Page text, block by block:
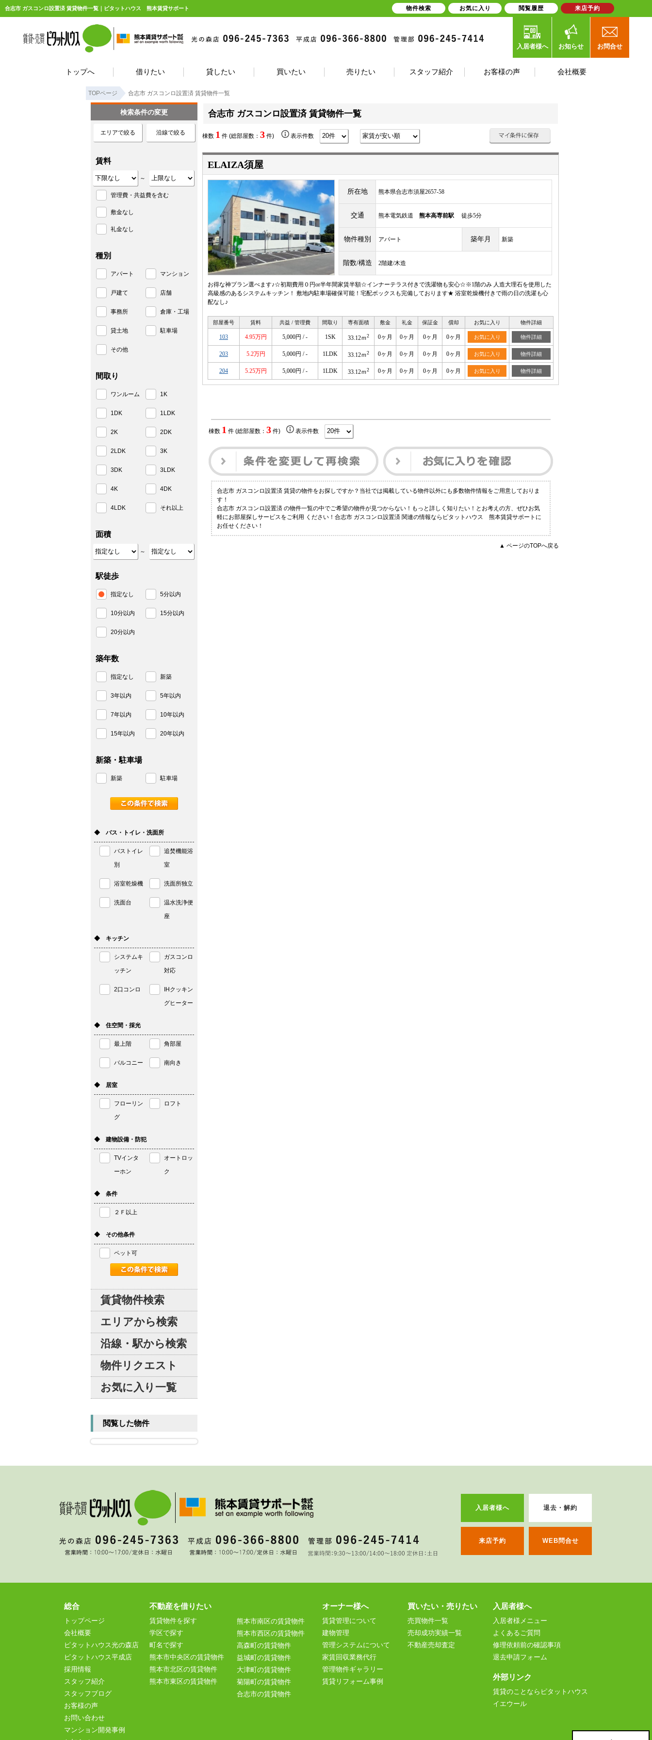
合志市 ガスコンロ設置済 賃貸物件一覧｜ピタットハウス 熊本賃貸サポート
入居者様へ お知らせ お問合せ
トップへ 借りたい 貸したい 買いたい 売りたい スタッフ紹介 お客様の声 会社概要
TOPページ 合志市 ガスコンロ設置済 賃貸物件一覧
合志市 ガスコンロ設置済 賃貸物件一覧
棟数 1 件 (総部屋数： 3 件) 表示件数
ELAIZA須屋
所在地 熊本県合志市須屋2657-58
交通 熊本電気鉄道 熊本高専前駅 徒歩5分
物件種別 アパート 築年月 新築
階数/構造 2階建/木造
お得な神プラン選べます♪☆初期費用０円or半年間家賃半額☆インナーテラス付きで洗濯物も安心☆※1階のみ 人造大理石を使用した
高級感のあるシステムキッチン！ 敷地内駐車場確保可能！宅配ボックスも完備しております★ 浴室乾燥機付きで雨の日の洗濯も心
配なし♪
部屋番号 賃料 共益 / 管理費 間取り 専有面積 敷金 礼金 保証金 償却 お気に入り 物件詳細
103 4.95万円 5,000円 / - 1SK 33.12ｍ2 0ヶ月 0ヶ月 0ヶ月 0ヶ月 お気に入り 物件詳細
203 5.2万円 5,000円 / - 1LDK 33.12ｍ2 0ヶ月 0ヶ月 0ヶ月 0ヶ月 お気に入り 物件詳細
204 5.25万円 5,000円 / - 1LDK 33.12ｍ2 0ヶ月 0ヶ月 0ヶ月 0ヶ月 お気に入り 物件詳細
棟数 1 件 (総部屋数： 3件) 表示件数
合志市 ガスコンロ設置済 賃貸の物件をお探しですか？当社では掲載している物件以外にも多数物件情報をご用意しておりま
す！
合志市 ガスコンロ設置済 の物件一覧の中でご希望の物件が見つからない！もっと詳しく知りたい！とお考えの方、ぜひお気
軽にお部屋探しサービスをご利用 ください！合志市 ガスコンロ設置済 関連の情報ならピタットハウス 熊本賃貸サポートに
お任せください！
▲ ページのTOPへ戻る
検索条件の変更
エリアで絞る 沿線で絞る
賃料
～
管理費・共益費を含む
敷金なし
礼金なし
種別
アパート マンション
戸建て 店舗
事務所 倉庫・工場
貸土地 駐車場
その他
間取り
ワンルーム 1K
1DK 1LDK
2K 2DK
2LDK 3K
3DK 3LDK
4K 4DK
4LDK それ以上
面積
～
駅徒歩
指定なし 5分以内
10分以内 15分以内
20分以内
築年数
指定なし 新築
3年以内 5年以内
7年以内 10年以内
15年以内 20年以内
新築・駐車場
新築 駐車場
◆ バス・トイレ・洗面所
バストイレ
別
追焚機能浴
室
浴室乾燥機 洗面所独立
洗面台
温水洗浄便
座
◆ キッチン
システムキ
ッチン
ガスコンロ
対応
2口コンロ
IHクッキン
グヒーター
◆ 住空間・採光
最上階 角部屋
バルコニー 南向き
◆ 居室
フローリン
グ
ロフト
◆ 建物設備・防犯
TVインタ
ーホン
オートロッ
ク
◆ 条件
２Ｆ以上
◆ その他条件
ペット可
賃貸物件検索
エリアから検索
沿線・駅から検索
物件リクエスト
お気に入り一覧
閲覧した物件
入居者様へ 退去・解約
来店予約 WEB問合せ
総合
トップページ
会社概要
ピタットハウス光の森店
ピタットハウス平成店
採用情報
スタッフ紹介
スタッフブログ
お客様の声
お問い合わせ
マンション開発事例
不動産を借りたい
賃貸物件を探す
学区で探す
町名で探す
熊本市中央区の賃貸物件
熊本市北区の賃貸物件
熊本市東区の賃貸物件
熊本市南区の賃貸物件
熊本市西区の賃貸物件
高森町の賃貸物件
益城町の賃貸物件
大津町の賃貸物件
菊陽町の賃貸物件
合志市の賃貸物件
オーナー様へ
賃貸管理について
建物管理
管理システムについて
家賃回収業務代行
管理物件ギャラリー
賃貸リフォーム事例
買いたい・売りたい
売買物件一覧
売却成功実績一覧
不動産売却査定
入居者様へ
入居者様メニュー
よくあるご質問
修理依頼前の確認事項
退去申請フォーム
外部リンク
賃貸のことならピタットハウス
イエウール
物件検索 お気に入り 閲覧履歴 来店予約